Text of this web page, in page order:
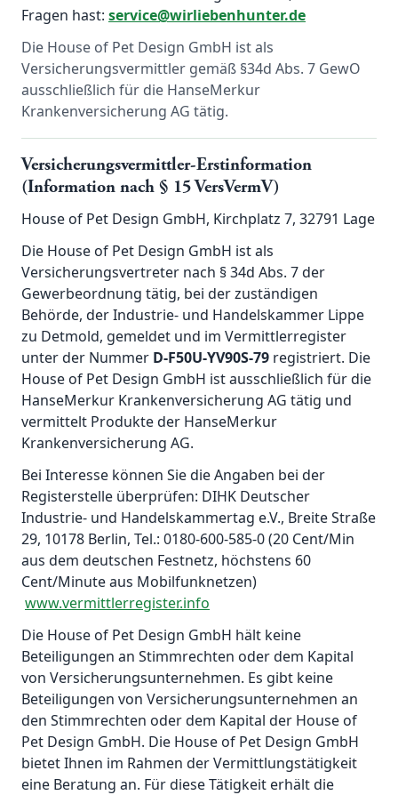
Fragen hast: service@wirliebenhunter.de
Die House of Pet Design GmbH ist als
Versicherungsvermittler gemäß §34d Abs. 7 GewO
ausschließlich für die HanseMerkur
Krankenversicherung AG tätig.
Versicherungsvermittler-Erstinformation
(Information nach § 15 VersVermV)
House of Pet Design GmbH, Kirchplatz 7, 32791 Lage
Die House of Pet Design GmbH ist als
Versicherungsvertreter nach § 34d Abs. 7 der
Gewerbeordnung tätig, bei der zuständigen
Behörde, der Industrie- und Handelskammer Lippe
zu Detmold, gemeldet und im Vermittlerregister
unter der Nummer D-F50U-YV90S-79 registriert. Die
House of Pet Design GmbH ist ausschließlich für die
HanseMerkur Krankenversicherung AG tätig und
vermittelt Produkte der HanseMerkur
Krankenversicherung AG.
Bei Interesse können Sie die Angaben bei der
Registerstelle überprüfen: DIHK Deutscher
Industrie- und Handelskammertag e.V., Breite Straße
29, 10178 Berlin, Tel.: 0180-600-585-0 (20 Cent/Min
aus dem deutschen Festnetz, höchstens 60
Cent/Minute aus Mobilfunknetzen)
www.vermittlerregister.info
Die House of Pet Design GmbH hält keine
Beteiligungen an Stimmrechten oder dem Kapital
von Versicherungsunternehmen. Es gibt keine
Beteiligungen von Versicherungsunternehmen an
den Stimmrechten oder dem Kapital der House of
Pet Design GmbH. Die House of Pet Design GmbH
bietet Ihnen im Rahmen der Vermittlungstätigkeit
eine Beratung an. Für diese Tätigkeit erhält die